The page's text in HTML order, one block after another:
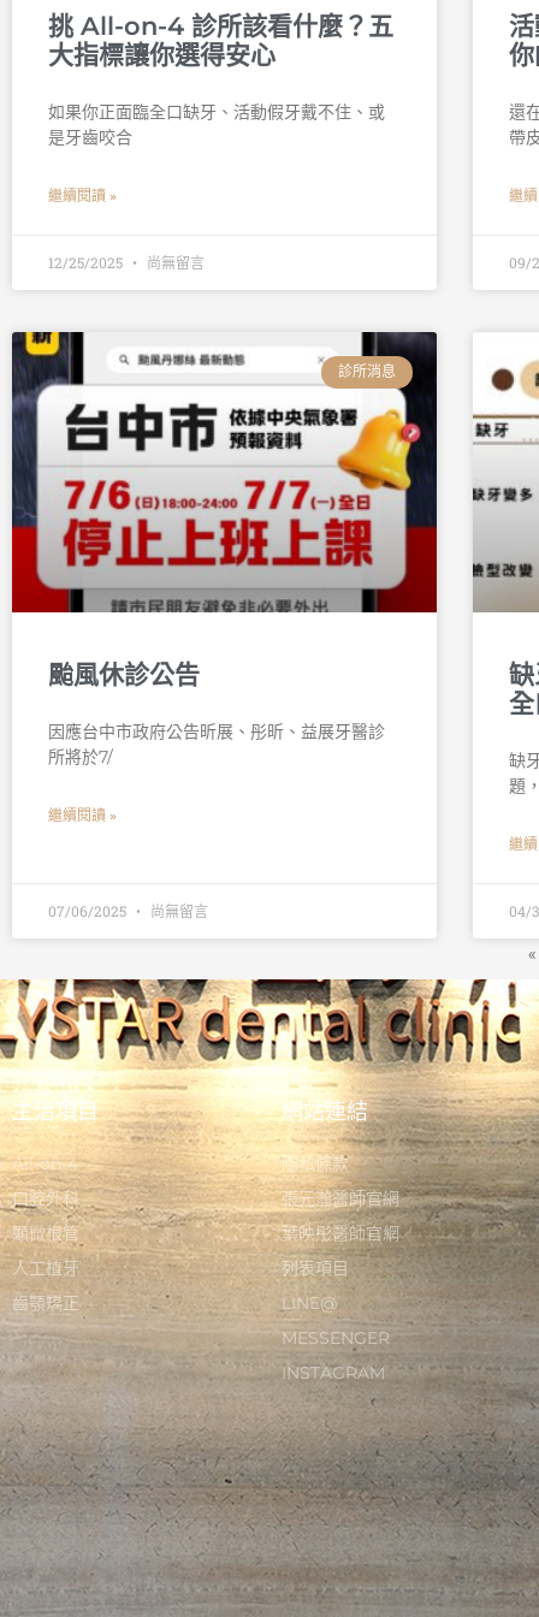
挑 All-on-4 診所該看什麼？五
大指標讓你選得安心
如果你正面臨全口缺牙、活動假牙戴不住、或
是牙齒咬合
繼續閱讀 »
12/25/2025 尚無留言
還
帶
繼
09/
診所消息
颱風休診公告
因應台中市政府公告昕展、彤昕、益展牙醫診
所將於7/
繼續閱讀 »
07/06/2025 尚無留言
缺
題
繼
04/
主治項目
All-on-4
口腔外科
顯微根管
人工植牙
齒顎矯正
網站連結
隱私條款
張元瀚醫師官網
葉映彤醫師官網
列表項目
LINE@
MESSENGER
INSTAGRAM